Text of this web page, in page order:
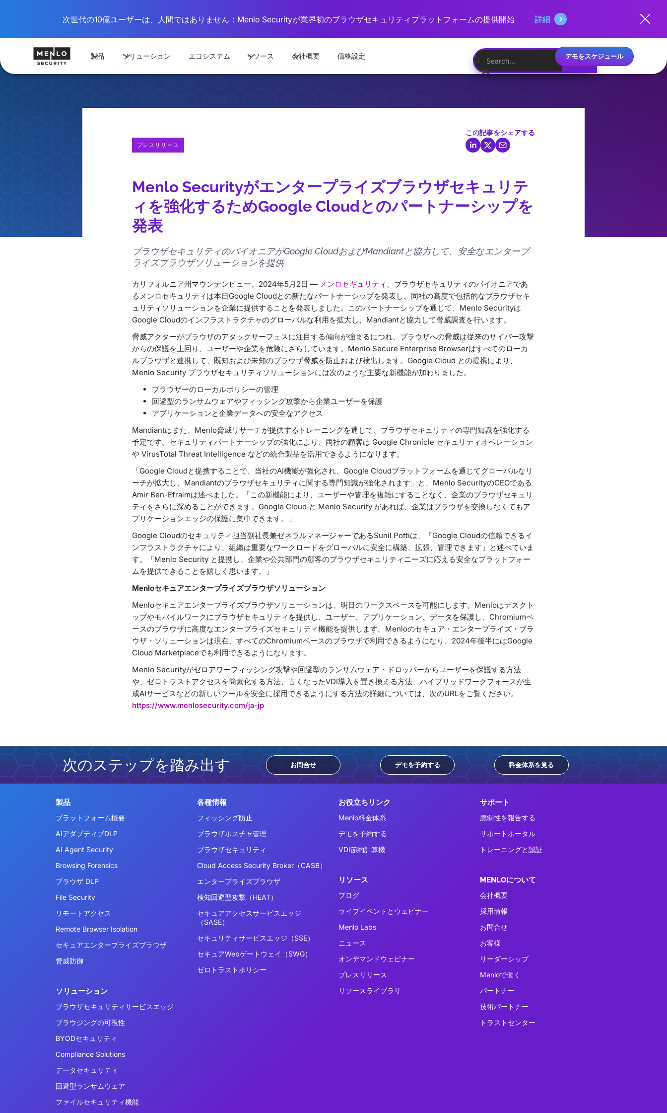
次世代の10億ユーザーは、人間ではありません：Menlo Securityが業界初のブラウザセキュリティプラットフォームの提供開始 詳細
製品 ソリューション エコシステム リソース 会社概要 価格設定 デモをスケジュール
この記事をシェアする
プレスリリース
Menlo Securityがエンタープライズブラウザセキュリテ
ィを強化するためGoogle Cloudとのパートナーシップを
発表
ブラウザセキュリティのパイオニアがGoogle CloudおよびMandiantと協力して、安全なエンタープ
ライズブラウザソリューションを提供
カリフォルニア州マウンテンビュー、2024年5月2日 — メンロセキュリティ 、ブラウザセキュリティのパイオニアであ
るメンロセキュリティは本日Google Cloudとの新たなパートナーシップを発表し、同社の高度で包括的なブラウザセキ
ュリティソリューションを企業に提供することを発表しました。このパートナーシップを通じて、Menlo Securityは
Google Cloudのインフラストラクチャのグローバルな利用を拡大し、Mandiantと協力して脅威調査を行います。
脅威アクターがブラウザのアタックサーフェスに注目する傾向が強まるにつれ、ブラウザへの脅威は従来のサイバー攻撃
からの保護を上回り、ユーザーや企業を危険にさらしています。Menlo Secure Enterprise Browserはすべてのローカ
ルブラウザと連携して、既知および未知のブラウザ脅威を防止および検出します。Google Cloud との提携により、
Menlo Security ブラウザセキュリティソリューションには次のような主要な新機能が加わりました。
ブラウザーのローカルポリシーの管理
回避型のランサムウェアやフィッシング攻撃から企業ユーザーを保護
アプリケーションと企業データへの安全なアクセス
Mandiantはまた、Menlo脅威リサーチが提供するトレーニングを通じて、ブラウザセキュリティの専門知識を強化する
予定です。セキュリティパートナーシップの強化により、両社の顧客は Google Chronicle セキュリティオペレーション
や VirusTotal Threat Intelligence などの統合製品を活用できるようになります。
「Google Cloudと提携することで、当社のAI機能が強化され、Google Cloudプラットフォームを通じてグローバルなリ
ーチが拡大し、Mandiantのブラウザセキュリティに関する専門知識が強化されます」と、Menlo SecurityのCEOである
Amir Ben-Efraimは述べました。「この新機能により、ユーザーや管理を複雑にすることなく、企業のブラウザセキュリ
ティをさらに深めることができます。Google Cloud と Menlo Security があれば、企業はブラウザを交換しなくてもア
プリケーションエッジの保護に集中できます。」
Google Cloudのセキュリティ担当副社長兼ゼネラルマネージャーであるSunil Pottiは、「Google Cloudの信頼できるイ
ンフラストラクチャにより、組織は重要なワークロードをグローバルに安全に構築、拡張、管理できます」と述べていま
す。「Menlo Security と提携し、企業や公共部門の顧客のブラウザセキュリティニーズに応える安全なプラットフォー
ムを提供できることを嬉しく思います。」
Menloセキュアエンタープライズブラウザソリューション
Menloセキュアエンタープライズブラウザソリューションは、明日のワークスペースを可能にします。Menloはデスクト
ップやモバイルワークにブラウザセキュリティを提供し、ユーザー、アプリケーション、データを保護し、Chromiumベ
ースのブラウザに高度なエンタープライズセキュリティ機能を提供します。Menloのセキュア・エンタープライズ・ブラ
ウザ・ソリューションは現在、すべてのChromiumベースのブラウザで利用できるようになり、2024年後半にはGoogle
Cloud Marketplaceでも利用できるようになります。
Menlo Securityがゼロアワーフィッシング攻撃や回避型のランサムウェア・ドロッパーからユーザーを保護する方法
や、ゼロトラストアクセスを簡素化する方法、古くなったVDI導入を置き換える方法、ハイブリッドワークフォースが生
成AIサービスなどの新しいツールを安全に採用できるようにする方法の詳細については、次のURLをご覧ください。
https://www.menlosecurity.com/ja-jp
次のステップを踏み出す お問合せ デモを予約する 料金体系を見る
製品
プラットフォーム概要
AIアダプティブDLP
AI Agent Security
Browsing Forensics
ブラウザ DLP
File Security
リモートアクセス
Remote Browser Isolation
セキュアエンタープライズブラウザ
脅威防御
ソリューション
ブラウザセキュリティサービスエッジ
ブラウジングの可視性
BYODセキュリティ
Compliance Solutions
データセキュリティ
回避型ランサムウェア
ファイルセキュリティ機能
各種情報
フィッシング防止
ブラウザポスチャ管理
ブラウザセキュリティ
Cloud Access Security Broker（CASB）
エンタープライズブラウザ
検知回避型攻撃（HEAT）
セキュアアクセスサービスエッジ
（SASE）
セキュリティサービスエッジ（SSE）
セキュアWebゲートウェイ（SWG）
ゼロトラストポリシー
お役立ちリンク
Menlo料金体系
デモを予約する
VDI節約計算機
リソース
ブログ
ライブイベントとウェビナー
Menlo Labs
ニュース
オンデマンドウェビナー
プレスリリース
リソースライブラリ
サポート
脆弱性を報告する
サポートポータル
トレーニングと認証
MENLOについて
会社概要
採用情報
お問合せ
お客様
リーダーシップ
Menloで働く
パートナー
技術パートナー
トラストセンター